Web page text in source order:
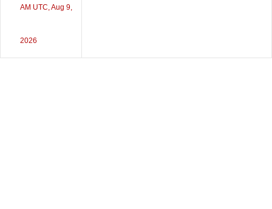
AM UTC, Aug 9,
2026